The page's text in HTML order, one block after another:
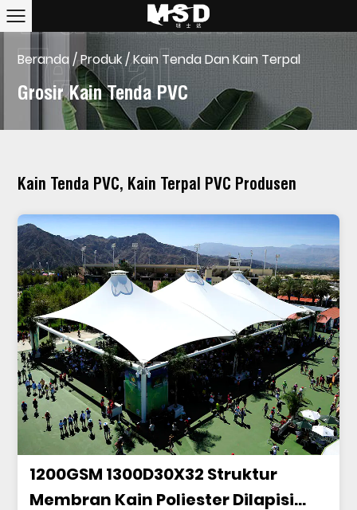
Beranda /Produk/Kain Tenda Dan Kain Terpal
Grosir Kain Tenda PVC
Kain Tenda PVC, Kain Terpal PVC Produsen
1200GSM 1300D30X32 Struktur
Membran Kain Poliester Dilapisi